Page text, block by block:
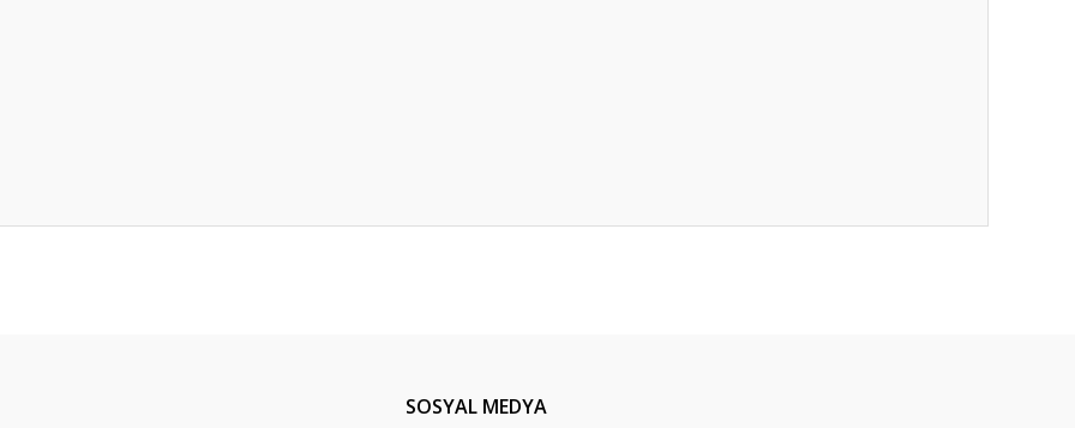
SOSYAL MEDYA